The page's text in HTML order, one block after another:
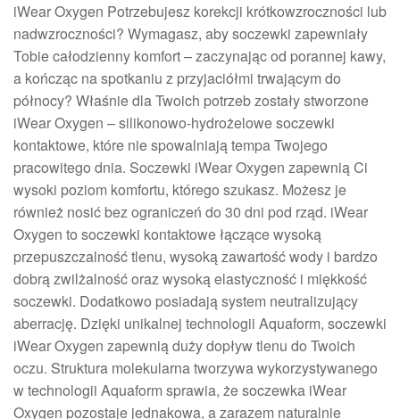
iWear Oxygen Potrzebujesz korekcji krótkowzroczności lub
nadwzroczności? Wymagasz, aby soczewki zapewniały
Tobie całodzienny komfort – zaczynając od porannej kawy,
a kończąc na spotkaniu z przyjaciółmi trwającym do
północy? Właśnie dla Twoich potrzeb zostały stworzone
iWear Oxygen – silikonowo-hydrożelowe soczewki
kontaktowe, które nie spowalniają tempa Twojego
pracowitego dnia. Soczewki iWear Oxygen zapewnią Ci
wysoki poziom komfortu, którego szukasz. Możesz je
również nosić bez ograniczeń do 30 dni pod rząd. iWear
Oxygen to soczewki kontaktowe łączące wysoką
przepuszczalność tlenu, wysoką zawartość wody i bardzo
dobrą zwilżalność oraz wysoką elastyczność i miękkość
soczewki. Dodatkowo posiadają system neutralizujący
aberrację. Dzięki unikalnej technologii Aquaform, soczewki
iWear Oxygen zapewnią duży dopływ tlenu do Twoich
oczu. Struktura molekularna tworzywa wykorzystywanego
w technologii Aquaform sprawia, że soczewka iWear
Oxygen pozostaje jednakowa, a zarazem naturalnie